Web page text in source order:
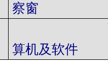
察窗
算机及软件